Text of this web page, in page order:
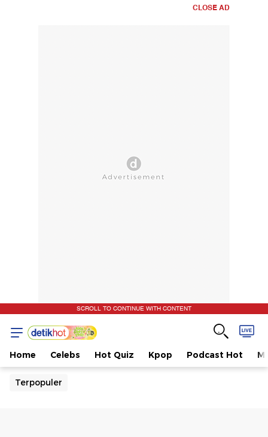
CLOSE AD
SCROLL TO CONTINUE WITH CONTENT
Home Celebs Hot Quiz Kpop Podcast Hot
Terpopuler